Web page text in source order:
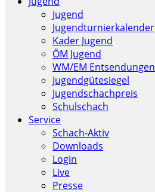
Jugend
Jugendturnierkalender
Kader Jugend
ÖM Jugend
WM/EM Entsendungen
Jugendgütesiegel
Jugendschachpreis
Schulschach
Service
Schach-Aktiv
Downloads
Login
Live
Presse